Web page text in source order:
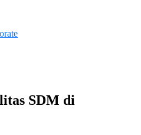
SDM di